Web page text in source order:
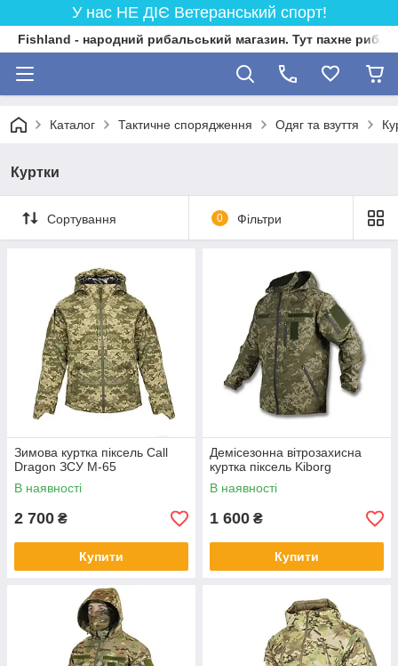
У нас НЕ ДІЄ Ветеранський спорт!
Fishland - народний рибальський магазин. Тут пахне
Каталог Тактичне спорядження Одяг та взуття
Куртки
Сортування 0 Фільтри
Зимова куртка піксель Call
Dragon ЗСУ M-65
В наявності
2 700 ₴
Купити
Демісезонна вітрозахисна
куртка піксель Kiborg
В наявності
1 600 ₴
Купити